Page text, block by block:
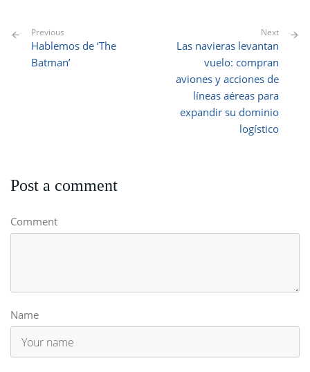
Previous
Hablemos de ‘The
Batman’
Next
Las navieras levantan
vuelo: compran
aviones y acciones de
líneas aéreas para
expandir su dominio
logístico
Post a comment
Comment
Name